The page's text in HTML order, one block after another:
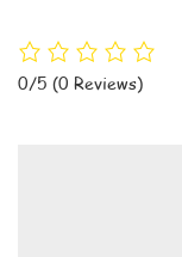
0/5 (0 Reviews)